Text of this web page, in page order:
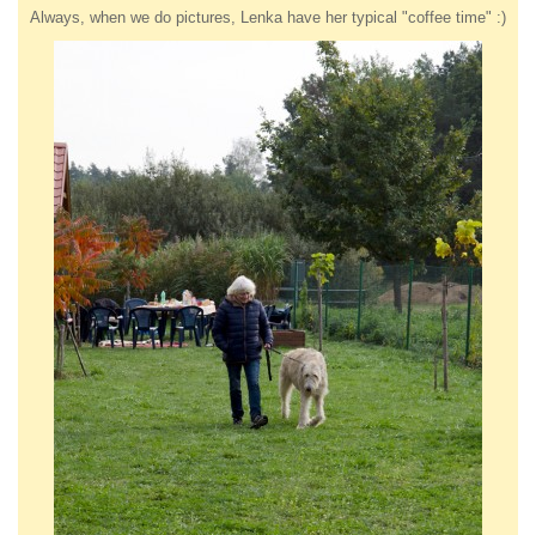
Always, when we do pictures, Lenka have her typical "coffee time" :)